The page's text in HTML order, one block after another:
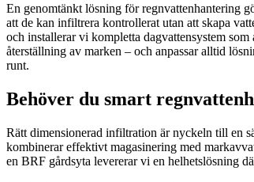
En genomtänkt lösning för regnvattenhantering
att de kan infiltrera kontrollerat utan att skapa
och installerar vi kompletta dagvattensystem
återställning av marken – och anpassar alltid
runt.
Behöver du smart
Rätt dimensionerad infiltration är nyckeln till en
kombinerar effektivt magasinering med
en BRF gårdsyta levererar vi en helhetslösning